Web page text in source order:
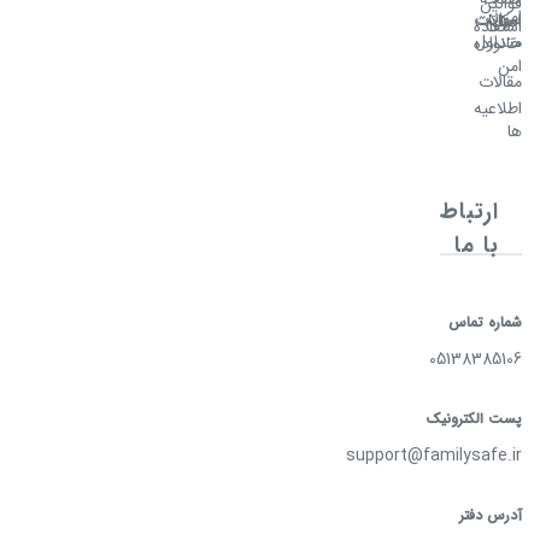
اصلی
امکانات
خانواده
امن
مقالات
اطلاعیه
ها
امن
استفاده
سوالات
متداول
ارتباط
با ما
شماره تماس
05138385106
پست الکترونیک
support@familysafe.ir
آدرس دفتر